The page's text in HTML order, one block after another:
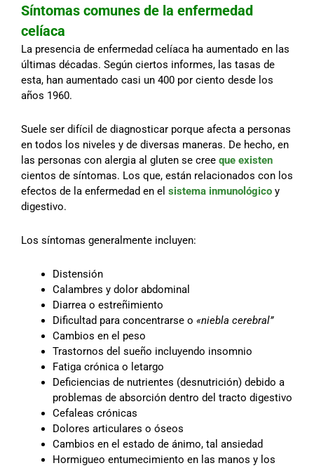
Síntomas comunes de la enfermedad
celíaca
La presencia de enfermedad celíaca ha aumentado en las
últimas décadas. Según ciertos informes, las tasas de
esta, han aumentado casi un 400 por ciento desde los
años 1960.
Suele ser difícil de diagnosticar porque afecta a personas
en todos los niveles y de diversas maneras. De hecho, en
las personas con alergia al gluten se cree que existen
cientos de síntomas. Los que, están relacionados con los
efectos de la enfermedad en el sistema inmunológico y
digestivo.
Los síntomas generalmente incluyen:
Distensión
Calambres y dolor abdominal
Diarrea o estreñimiento
Dificultad para concentrarse o «niebla cerebral”
Cambios en el peso
Trastornos del sueño incluyendo insomnio
Fatiga crónica o letargo
Deficiencias de nutrientes (desnutrición) debido a
problemas de absorción dentro del tracto digestivo
Cefaleas crónicas
Dolores articulares o óseos
Cambios en el estado de ánimo, tal ansiedad
Hormigueo entumecimiento en las manos y los